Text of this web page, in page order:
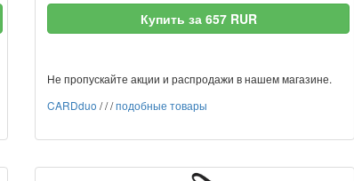
Купить за 657 RUR
Не пропускайте акции и распродажи в нашем магазине.
CARDduo ///подобные товары